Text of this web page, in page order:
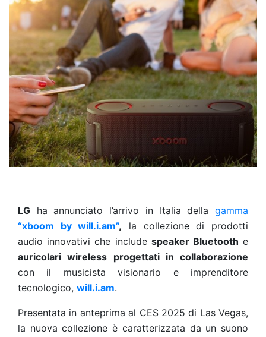
LG ha annunciato l’arrivo in Italia della gamma
“xboom by will.i.am”, la collezione di prodotti
audio innovativi che include speaker Bluetooth e
auricolari wireless progettati in collaborazione
con il musicista visionario e imprenditore
tecnologico, will.i.am.
Presentata in anteprima al CES 2025 di Las Vegas,
la nuova collezione è caratterizzata da un suono